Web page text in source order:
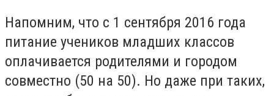
Напомним, что с 1 сентября 2016 года
питание учеников младших классов
оплачивается родителями и городом
совместно (50 на 50). Но даже при таких,